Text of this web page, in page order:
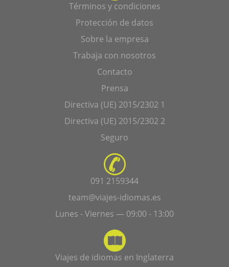
Términos y condiciones
Protección de datos
Sobre la empresa
Trabaja con nosotros
Contacto
Prensa
Directiva (UE) 2015/2302 1
Directiva (UE) 2015/2302 2
Seguro
091 2159344
team@viajes-idiomas.es
Lunes - Viernes — 09:00 - 13:00
Viajes de idiomas en Inglaterra